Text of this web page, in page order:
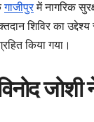
गाजीपुरमें नागरिक
शिविर का
किया गया।
जोशी